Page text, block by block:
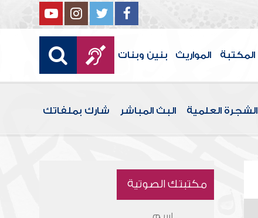
المكتبة المواريث بنين وبنات
الشجرة العلمية البث المباشر شارك بملفاتك
مكتبتك الصوتية